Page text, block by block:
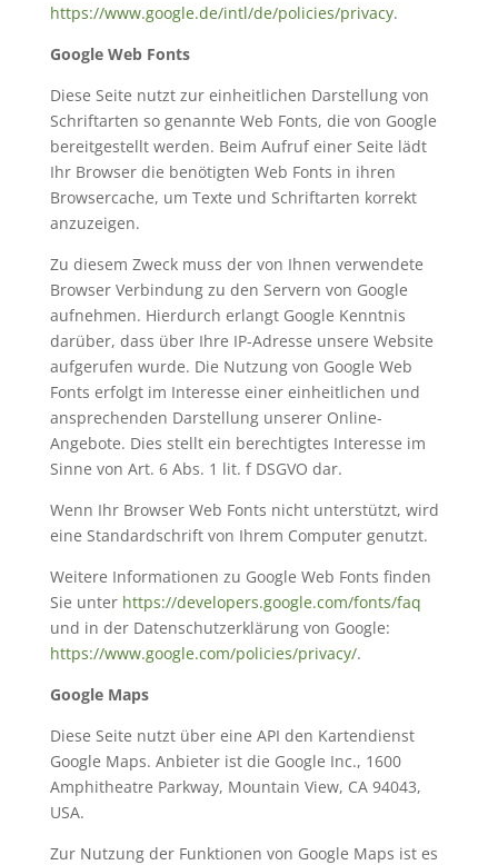
https://www.google.de/intl/de/policies/privacy.
Google Web Fonts
Diese Seite nutzt zur einheitlichen Darstellung von
Schriftarten so genannte Web Fonts, die von Google
bereitgestellt werden. Beim Aufruf einer Seite lädt
Ihr Browser die benötigten Web Fonts in ihren
Browsercache, um Texte und Schriftarten korrekt
anzuzeigen.
Zu diesem Zweck muss der von Ihnen verwendete
Browser Verbindung zu den Servern von Google
aufnehmen. Hierdurch erlangt Google Kenntnis
darüber, dass über Ihre IP-Adresse unsere Website
aufgerufen wurde. Die Nutzung von Google Web
Fonts erfolgt im Interesse einer einheitlichen und
ansprechenden Darstellung unserer Online-
Angebote. Dies stellt ein berechtigtes Interesse im
Sinne von Art. 6 Abs. 1 lit. f DSGVO dar.
Wenn Ihr Browser Web Fonts nicht unterstützt, wird
eine Standardschrift von Ihrem Computer genutzt.
Weitere Informationen zu Google Web Fonts finden
Sie unter https://developers.google.com/fonts/faq
und in der Datenschutzerklärung von Google:
https://www.google.com/policies/privacy/.
Google Maps
Diese Seite nutzt über eine API den Kartendienst
Google Maps. Anbieter ist die Google Inc., 1600
Amphitheatre Parkway, Mountain View, CA 94043,
USA.
Zur Nutzung der Funktionen von Google Maps ist es